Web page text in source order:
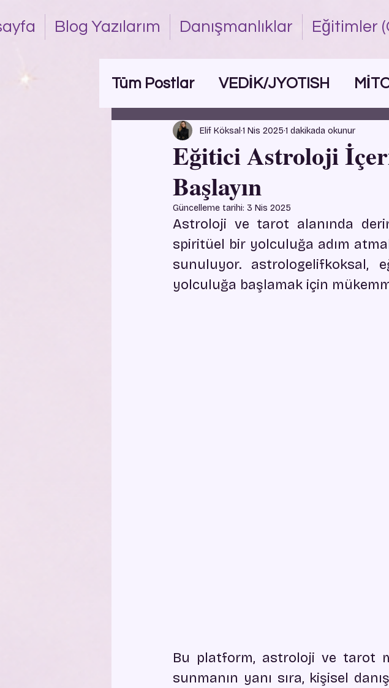
Blog Yazılarım Danışmanlıklar Eğitimler
Tüm Postlar VEDİK/JYOTISH
Eğitici Astroloji
Başlayın
Elif Köksal 1 Nis 2025 1 dakikada okunur
Güncelleme tarihi: 3 Nis 2025
Astroloji ve tarot alanında
spiritüel bir yolculuğa adım
sunuluyor. astrologelifkoksal,
yolculuğa başlamak için
Bu platform, astroloji ve tarot
sunmanın yanı sıra, kişisel